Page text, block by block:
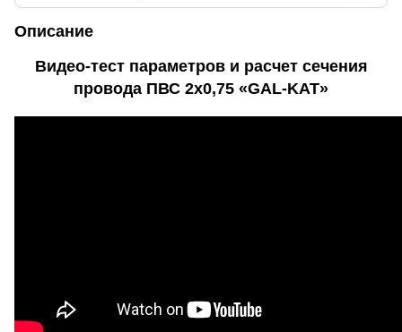
Описание
Видео-тест параметров и расчет сечения
провода ПВС 2х0,75 «GAL-KAT»